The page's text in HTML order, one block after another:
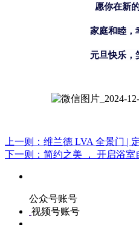
愿你在新
家庭和睦，
元旦快乐，
上一则：维兰德 LVA 全景门 |
下一则：简约之美 ， 开启浴室
公众号账号
视频号账号